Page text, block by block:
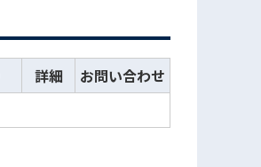
詳細
お問い合わせ